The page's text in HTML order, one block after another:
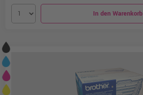
In den Warenkorb